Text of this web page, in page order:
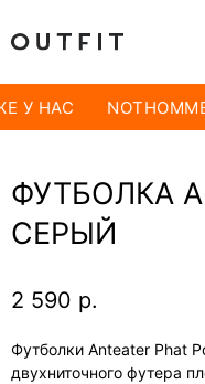
У НАС
ФУТБОЛКА
СЕРЫЙ
2 590 р.
Футболки Anteater Phat
двухниточного футера